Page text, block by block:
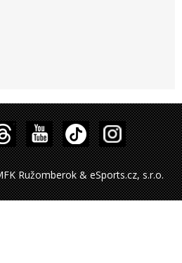
Ružomberok & eSports.cz, s.r.o.